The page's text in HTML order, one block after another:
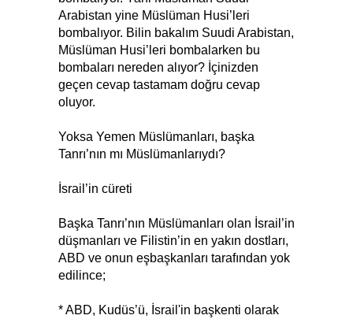
Arabistan yine Müslüman Husi’leri
bombalıyor. Bilin bakalım Suudi Arabistan,
Müslüman Husi’leri bombalarken bu
bombaları nereden alıyor? İçinizden
geçen cevap tastamam doğru cevap
oluyor.
Yoksa Yemen Müslümanları, başka
Tanrı’nın mı Müslümanlarıydı?
İsrail’in cüreti
Başka Tanrı’nın Müslümanları olan İsrail’in
düşmanları ve Filistin’in en yakın dostları,
ABD ve onun eşbaşkanları tarafından yok
edilince;
* ABD, Kudüs’ü, İsrail'in başkenti olarak